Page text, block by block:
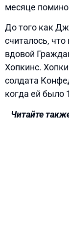
месяце
До того как
считалось,
вдовой
Хопкинс.
солдата
когда ей было
Читайте